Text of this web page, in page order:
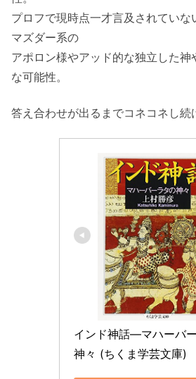
プロフで現時点一才言及されていな
マズダー系の
アポロン様やアッド的な独立した神
な可能性。
答え合わせが出るまでコネコネし続
インド神話―マハーバ
神々 (ちくま学芸文庫)